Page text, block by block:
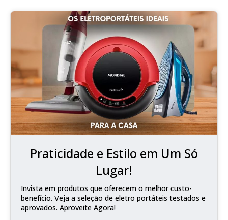
Praticidade e Estilo em Um Só
Lugar!
Invista em produtos que oferecem o melhor custo-
benefício. Veja a seleção de eletro portáteis testados e
aprovados. Aproveite Agora!